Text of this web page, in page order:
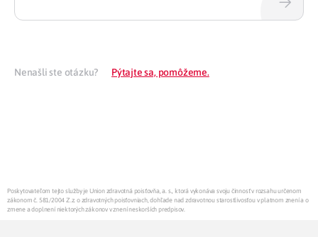
Nenašli ste otázku? Pýtajte sa, pomôžeme.
Poskytovateľom tejto služby je Union zdravotná poisťovňa, a. s., ktorá vykonáva svoju činnosť v rozsahu určenom
zákonom č. 581/2004 Z.z. o zdravotných poisťovniach, dohľade nad zdravotnou starostlivosťou v platnom znení a o
zmene a doplnení niektorých zákonov v znení neskorších predpisov.